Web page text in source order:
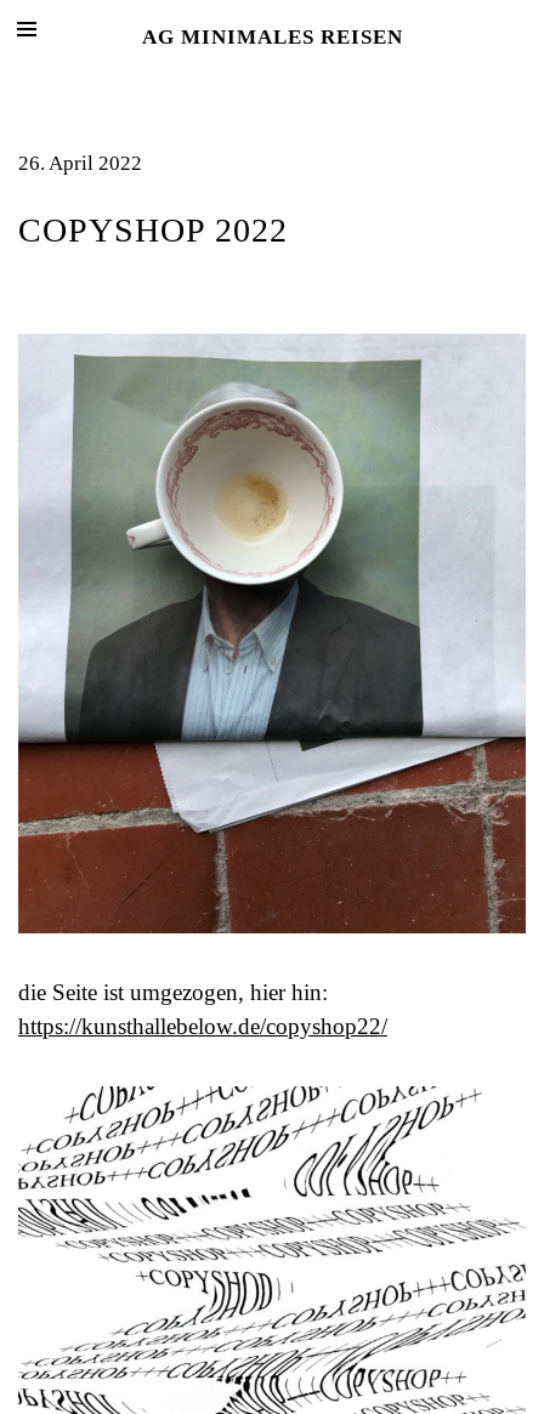
AG MINIMALES REISEN
26. April 2022
COPYSHOP 2022
die Seite ist umgezogen, hier hin:
https://kunsthallebelow.de/copyshop22/